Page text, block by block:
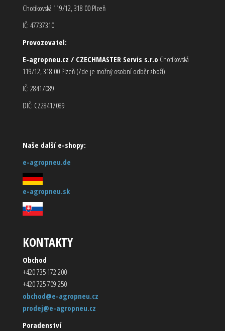
Chotíkovská 119/12, 318 00 Plzeň
IČ: 47737310
Provozovatel:
E-agropneu.cz / CZECHMASTER Servis s.r.o Chotíkovská
119/12, 318 00 Plzeň (Zde je možný osobní odběr zboží)
IČ: 28417089
DIČ: CZ28417089
Naše další e-shopy:
e-agropneu.de
e-agropneu.sk
KONTAKTY
Obchod
+420 735 172 200
+420 725 709 250
obchod@e-agropneu.cz
prodej@e-agropneu.cz
Poradenství